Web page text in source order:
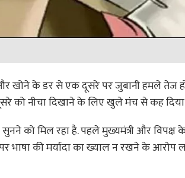
और खोने के डर से एक दूसरे पर जुबानी हमले तेज
को नीचा दिखाने के लिए खुले मंच से कह
को मिल रहा है. पहले मुख्यमंत्री और विपक्ष
भाषा की मर्यादा का ख्याल न रखने के आरोप